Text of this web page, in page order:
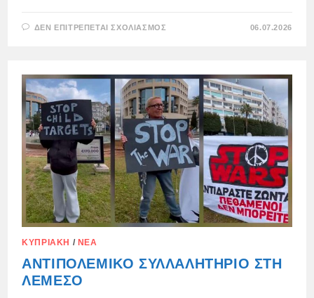
ΔΕΝ ΕΠΙΤΡΈΠΕΤΑΙ ΣΧΟΛΙΑΣΜΌΣ
ΑΚΤΙΒΙΣΤΉ
ΣΤΗ
ΡΩΣΊΑ,
06.07.2026
ΚΥΠΡΙΑΚΉ / ΝΈΑ
ΑΝΤΙΠΟΛΕΜΙΚΌ ΣΥΛΛΑΛΗΤΉΡΙΟ ΣΤΗ
ΛΕΜΕΣΌ